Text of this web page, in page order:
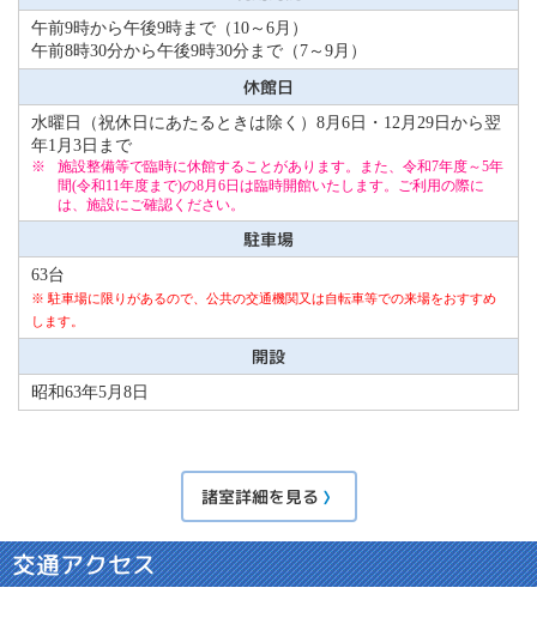
午前9時から午後9時まで（10～6月）
午前8時30分から午後9時30分まで（7～9月）
休館日
水曜日（祝休日にあたるときは除く）8月6日・12月29日から翌
年1月3日まで
施設整備等で臨時に休館することがあります。また、令和7年度～5年
間(令和11年度まで)の8月6日は臨時開館いたします。ご利用の際に
は、施設にご確認ください。
駐車場
63台
※ 駐車場に限りがあるので、公共の交通機関又は自転車等での来場をおすすめ
します。
開設
昭和63年5月8日
諸室詳細を見る
交通アクセス